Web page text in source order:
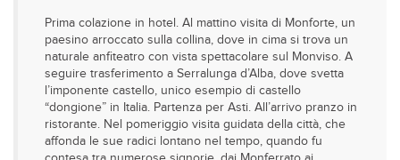
Prima colazione in hotel. Al mattino visita di Monforte, un
paesino arroccato sulla collina, dove in cima si trova un
naturale anfiteatro con vista spettacolare sul Monviso. A
seguire trasferimento a Serralunga d’Alba, dove svetta
l’imponente castello, unico esempio di castello
“dongione” in Italia. Partenza per Asti. All’arrivo pranzo in
ristorante. Nel pomeriggio visita guidata della città, che
affonda le sue radici lontano nel tempo, quando fu